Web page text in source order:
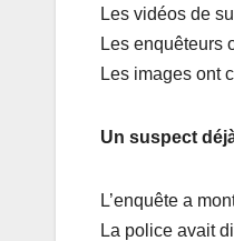
Les vidéos de
Les enquêteurs
Les images ont
Un suspect
L’enquête a
La police avait